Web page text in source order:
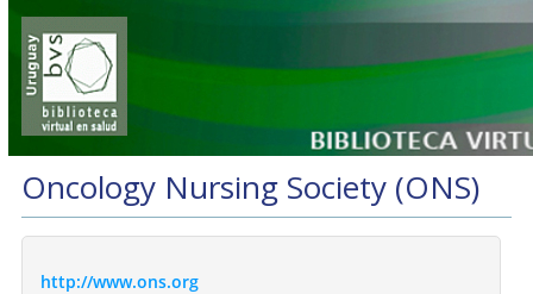
Oncology Nursing Society (ONS)
http://www.ons.org